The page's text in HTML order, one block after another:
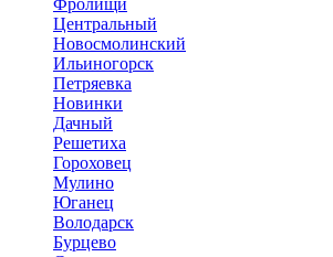
Фролищи
Центральный
Новосмолинский
Ильиногорск
Петряевка
Новинки
Дачный
Решетиха
Гороховец
Мулино
Юганец
Володарск
Бурцево